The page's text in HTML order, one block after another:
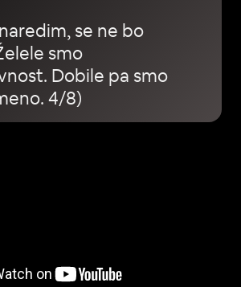
se ne bo
smo
Dobile pa smo
4/8)